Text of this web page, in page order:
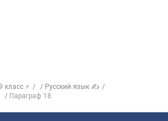
класс ⚡
Русский язык ✍
Параграф 18